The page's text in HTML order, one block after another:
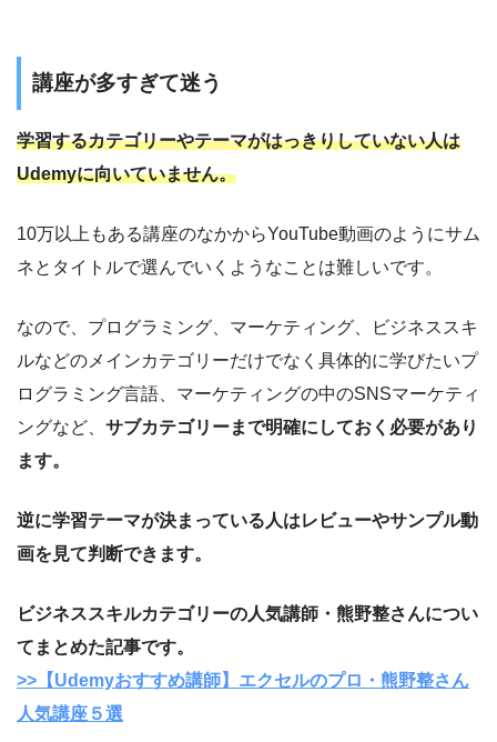
講座が多すぎて迷う
学習するカテゴリーやテーマがはっきりしていない人は
Udemyに向いていません。
10万以上もある講座のなかからYouTube動画のようにサム
ネとタイトルで選んでいくようなことは難しいです。
なので、プログラミング、マーケティング、ビジネススキ
ルなどのメインカテゴリーだけでなく具体的に学びたいプ
ログラミング言語、マーケティングの中のSNSマーケティ
ングなど、 サブカテゴリーまで明確にしておく必要があり
ます。
逆に学習テーマが決まっている人はレビューやサンプル動
画を見て判断できます。
ビジネススキルカテゴリーの人気講師・熊野整さんについ
てまとめた記事です。
>>【Udemyおすすめ講師】エクセルのプロ・熊野整さん
人気講座５選